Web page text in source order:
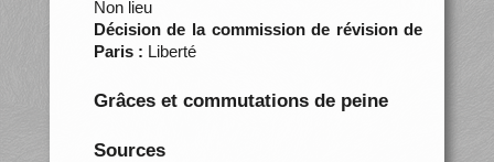
Non lieu
Décision de la commission de révision de
Paris : Liberté
Grâces et commutations de peine
Sources